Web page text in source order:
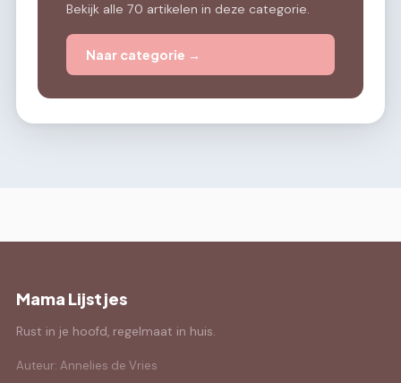
Bekijk alle 70 artikelen in deze categorie.
Naar categorie →
Mama Lijstjes
Rust in je hoofd, regelmaat in huis.
Auteur: Annelies de Vries